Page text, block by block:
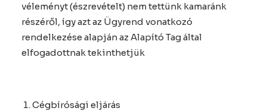
véleményt (észrevételt) nem tettünk kamaránk
részéről, így azt az Ügyrend vonatkozó
rendelkezése alapján az Alapító Tag által
elfogadottnak tekinthetjük
Cégbírósági eljárás